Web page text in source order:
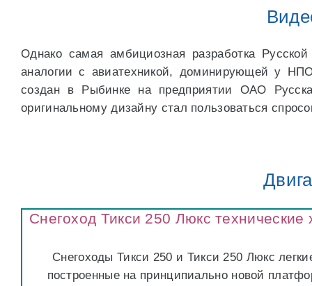
Однако самая амбициозная разработка
аналогии с авиатехникой, доминирующей у
создан в Рыбинке на предприятии ОАО
оригинальному дизайну стал пользоваться
Снегоход Тикси 250 Люкс технические
Снегоходы Тикси 250 и Тикси 250 Люкс
построенные на принципиально новой